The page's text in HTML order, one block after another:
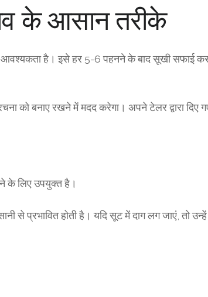
के आसान तरीके
है। इसे हर 5-6 पहनने के बाद सूखी सफाई
बनाए रखने में मदद करेगा। अपने टेलर द्वारा दिए
के लिए उपयुक्त है।
प्रभावित होती है। यदि सूट में दाग लग जाएं, तो